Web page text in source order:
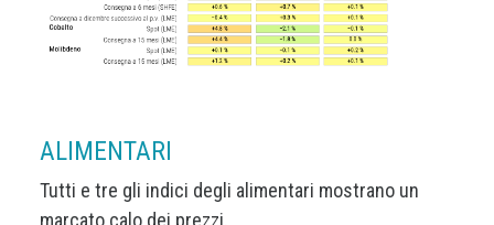
ALIMENTARI
Tutti e tre gli indici degli alimentari mostrano un
marcato calo dei prezzi.